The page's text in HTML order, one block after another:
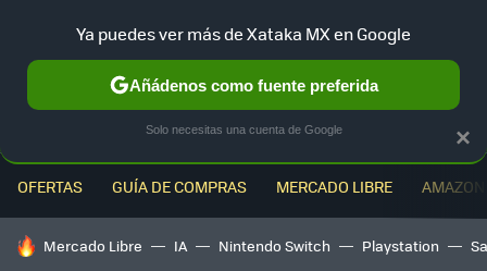
OFERTAS GUÍA DE COMPRAS MERCADO LIBRE
HOY SE HABLA DE
Mercado Libre IA Nintendo Switch Playstation
×
Ya puedes ver más de Xataka MX en Google
Añádenos como fuente preferida
Solo necesitas una cuenta de Google